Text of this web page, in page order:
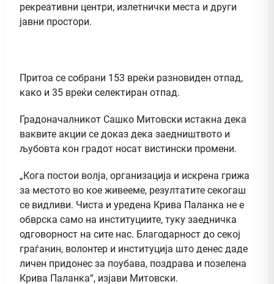
рекреативни центри, излетнички места и други
јавни простори.
Притоа се собрани 153 вреќи разновиден отпад,
како и 35 вреќи селектиран отпад.
Градоначалникот Сашко Митовски истакна дека
ваквите акции се доказ дека заедништвото и
љубовта кон градот носат вистински промени.
„Кога постои волја, организација и искрена грижа
за местото во кое живееме, резултатите секогаш
се видливи. Чиста и уредена Крива Паланка не е
обврска само на институциите, туку заедничка
одговорност на сите нас. Благодарност до секој
граѓанин, волонтер и институција што денес даде
личен придонес за поубава, поздрава и позелена
Крива Паланка“, изјави Митовски.